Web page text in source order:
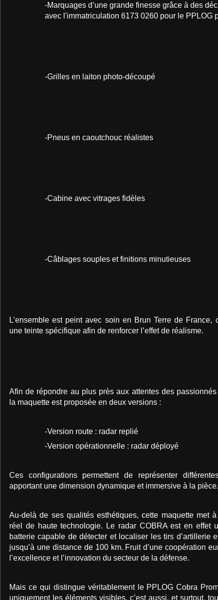
-Marquages d’une grande finesse grâce à des
avec l'immatriculation 6173 0260 pour le PPLOG
-Grilles en laiton photo-découpé
-Pneus en caoutchouc réalistes
-Cabine avec vitrages fidèles
-Câblages souples et finitions minutieuses
L’ensemble est peint avec soin en Brun Terre de France,
une teinte spécifique afin de renforcer l’effet de réalisme.
Afin de répondre au plus près aux attentes des
la maquette est proposée en deux versions :
-Version route : radar replié
-Version opérationnelle : radar déployé
Ces configurations permettent de représenter
apportant une dimension dynamique et immersive à la pièce.
Au-delà de ses qualités esthétiques, cette maquette met
réel de haute technologie. Le radar COBRA est en effet
batterie capable de détecter et localiser les tirs d’artillerie
jusqu’à une distance de 100 km. Fruit d’une coopération
l’excellence et l’innovation du secteur de la défense.
Mais ce qui distingue véritablement le PPLOG Cobra
uniquement les éléments visibles, c’est aussi, et surtout,